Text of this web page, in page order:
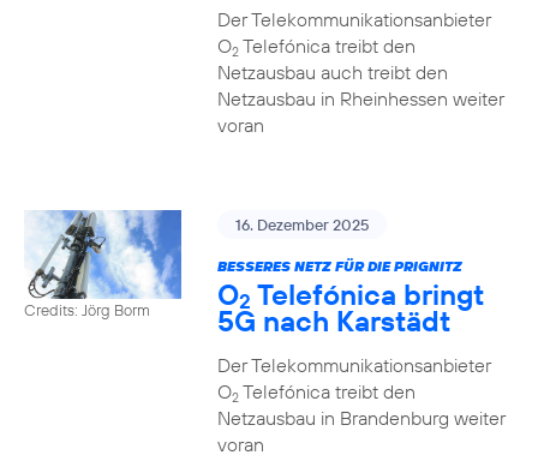
Der Telekommunikationsanbieter
O2Telefónica treibt den
Netzausbau auch treibt den
Netzausbau in Rheinhessen weiter
voran
Credits: Jörg Borm
16. Dezember 2025
BESSERES NETZ FÜR DIE PRIGNITZ
O2 Telefónica bringt
5G nach Karstädt
Der Telekommunikationsanbieter
O2Telefónica treibt den
Netzausbau in Brandenburg weiter
voran